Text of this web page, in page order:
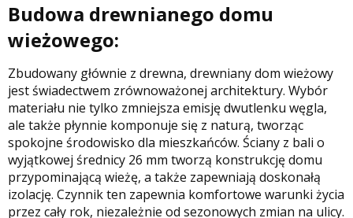
Budowa drewnianego domu
wieżowego:
Zbudowany głównie z drewna, drewniany dom wieżowy
jest świadectwem zrównoważonej architektury. Wybór
materiału nie tylko zmniejsza emisję dwutlenku węgla,
ale także płynnie komponuje się z naturą, tworząc
spokojne środowisko dla mieszkańców. Ściany z bali o
wyjątkowej średnicy 26 mm tworzą konstrukcję domu
przypominającą wieżę, a także zapewniają doskonałą
izolację. Czynnik ten zapewnia komfortowe warunki życia
przez cały rok, niezależnie od sezonowych zmian na ulicy.